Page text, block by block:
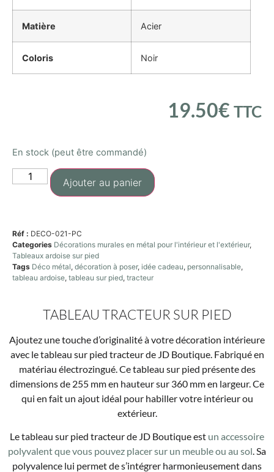
Matière Acier
Coloris Noir
19.50€ TTC
En stock (peut être commandé)
Ajouter au panier
Réf : DECO-021-PC
Categories Décorations murales en métal pour l'intérieur et l'extérieur,
Tableaux ardoise sur pied
Tags Déco métal, décoration à poser, idée cadeau, personnalisable,
tableau ardoise, tableau sur pied, tracteur
TABLEAU TRACTEUR SUR PIED
Ajoutez une touche d’originalité à votre décoration intérieure
avec le tableau sur pied tracteur de JD Boutique. Fabriqué en
matériau électrozingué. Ce tableau sur pied présente des
dimensions de 255 mm en hauteur sur 360 mm en largeur. Ce
qui en fait un ajout idéal pour habiller votre intérieur ou
extérieur.
Le tableau sur pied tracteur de JD Boutique est un accessoire
polyvalent que vous pouvez placer sur un meuble ou au sol. Sa
polyvalence lui permet de s’intégrer harmonieusement dans